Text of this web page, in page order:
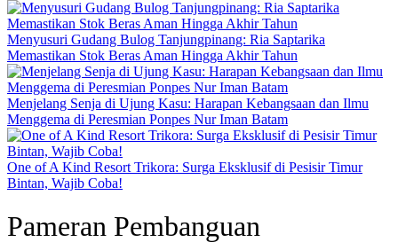
Menyusuri Gudang Bulog Tanjungpinang: Ria Saptarika
Memastikan Stok Beras Aman Hingga Akhir Tahun
Menjelang Senja di Ujung Kasu: Harapan Kebangsaan dan Ilmu
Menggema di Peresmian Ponpes Nur Iman Batam
One of A Kind Resort Trikora: Surga Eksklusif di Pesisir Timur
Bintan, Wajib Coba!
Pameran Pembanguan